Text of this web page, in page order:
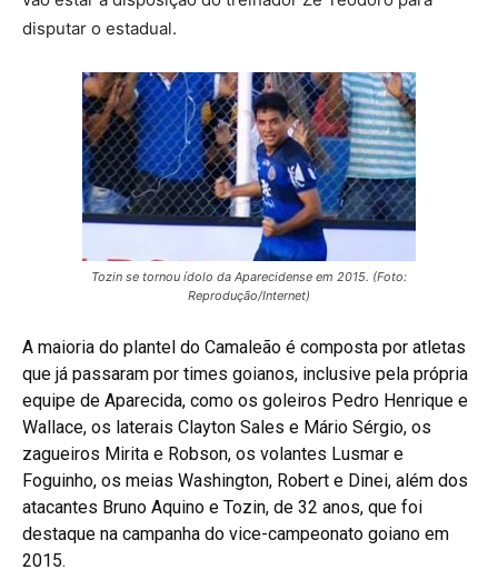
disputar o estadual.
Tozin se tornou ídolo da Aparecidense em 2015. (Foto:
Reprodução/Internet)
A maioria do plantel do Camaleão é composta por atletas
que já passaram por times goianos, inclusive pela própria
equipe de Aparecida, como os goleiros Pedro Henrique e
Wallace, os laterais Clayton Sales e Mário Sérgio, os
zagueiros Mirita e Robson, os volantes Lusmar e
Foguinho, os meias Washington, Robert e Dinei, além dos
atacantes Bruno Aquino e Tozin, de 32 anos, que foi
destaque na campanha do vice-campeonato goiano em
2015.